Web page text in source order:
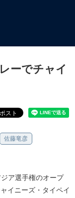
ーでチャイ
佐藤竜彦
ア選手権のオープ
イニーズ・タイペイ